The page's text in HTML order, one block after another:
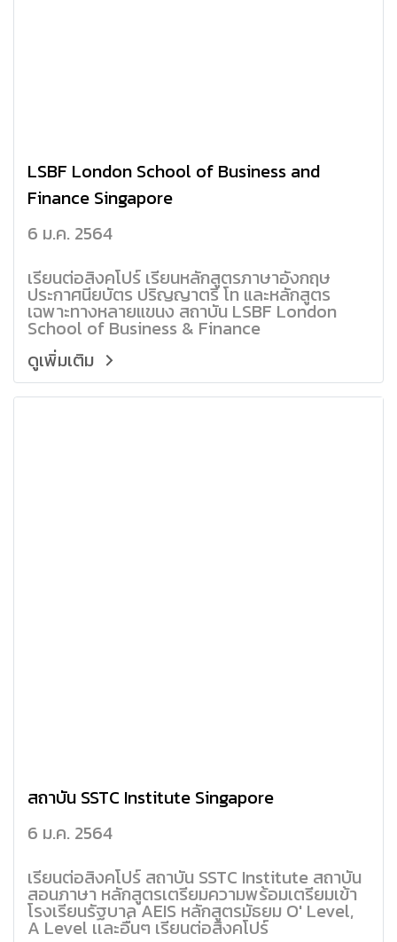
LSBF London School of Business and
Finance Singapore
6 ม.ค. 2564
เรียนต่อสิงคโปร์ เรียนหลักสูตรภาษาอังกฤษ
ประกาศนียบัตร ปริญญาตรี โท และหลักสูตร
เฉพาะทางหลายแขนง สถาบัน LSBF London
School of Business & Finance
ดูเพิ่มเติม
สถาบัน SSTC Institute Singapore
6 ม.ค. 2564
เรียนต่อสิงคโปร์ สถาบัน SSTC Institute สถาบัน
สอนภาษา หลักสูตรเตรียมความพร้อมเตรียมเข้า
โรงเรียนรัฐบาล AEIS หลักสูตรมัธยม O' Level,
A Level เเละอื่นๆ เรียนต่อสิงคโปร์